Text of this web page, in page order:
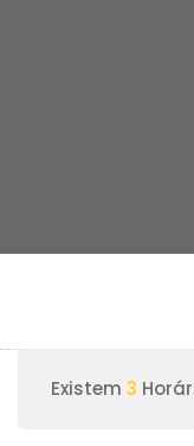
Existem 3